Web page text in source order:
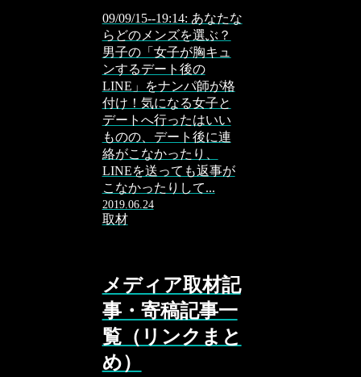
09/09/15--19:14: あなたな
らどのメンズを選ぶ？
男子の「女子が胸キュ
ンするデート後の
LINE」をナンパ師が格
付け！気になる女子と
デートへ行ったはいい
ものの、デート後に連
絡がこなかったり、
LINEを送っても返事が
こなかったりして...
2019.06.24
取材
メディア取材記
事・寄稿記事一
覧（リンクまと
め）